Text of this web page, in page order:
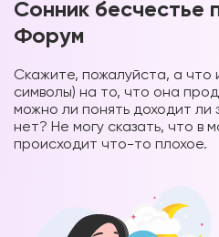
Сонник бесчестье
Форум
Скажите, пожалуйста, а что
символы) на то, что она
можно ли понять доходит ли
нет? Не могу сказать, что в
происходит что-то плохое.